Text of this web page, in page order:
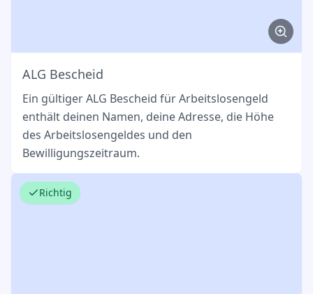
ALG Bescheid
Ein gültiger ALG Bescheid für Arbeitslosengeld
enthält deinen Namen, deine Adresse, die Höhe
des Arbeitslosengeldes und den
Bewilligungszeitraum.
Richtig